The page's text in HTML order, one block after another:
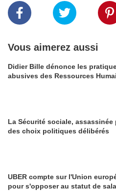
Vous aimerez aussi
Didier Bille dénonce les
abusives des Ressources
La Sécurité sociale, assassinée
des choix politiques délibérés
UBER compte sur l'Union
pour s'opposer au statut de